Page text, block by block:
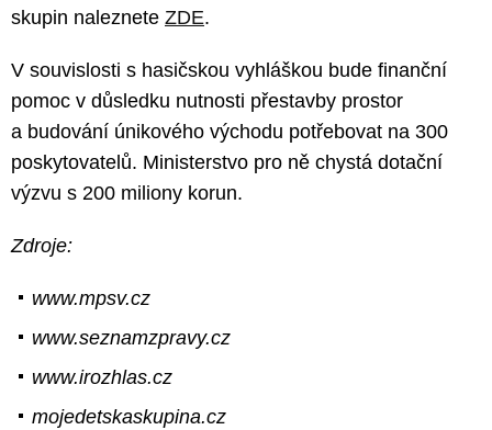
skupin naleznete ZDE.
V souvislosti s hasičskou vyhláškou bude finanční
pomoc v důsledku nutnosti přestavby prostor
a budování únikového východu potřebovat na 300
poskytovatelů. Ministerstvo pro ně chystá dotační
výzvu s 200 mi­liony korun.
Zdroje:
www.mpsv.cz
www.seznamzpravy.cz
www.irozhlas.cz
mojedetskaskupina.cz